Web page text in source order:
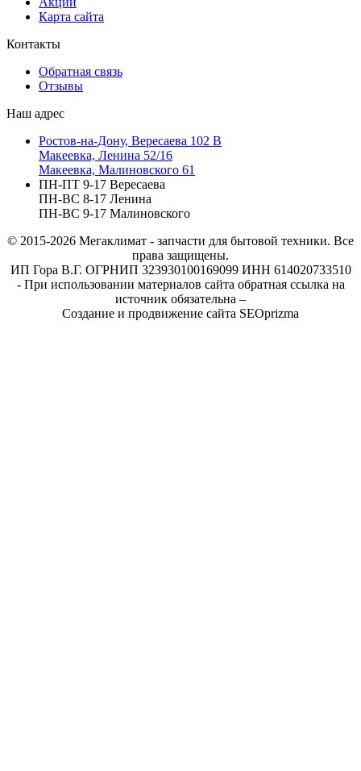
Карта сайта
Контакты
Обратная связь
Отзывы
Наш адрес
Ростов-на-Дону, Вересаева 102 В
Макеевка, Ленина 52/16
Макеевка, Малиновского 61
ПН-ПТ 9-17 Вересаева
ПН-ВС 8-17 Ленина
ПН-ВС 9-17 Малиновского
© 2015-2026 Мегаклимат - запчасти для бытовой техники. Все
права защищены.
ИП Гора В.Г. ОГРНИП 323930100169099 ИНН 614020733510
- При использовании материалов сайта обратная ссылка на
источник обязательна –
Создание и продвижение сайта SEOprizma